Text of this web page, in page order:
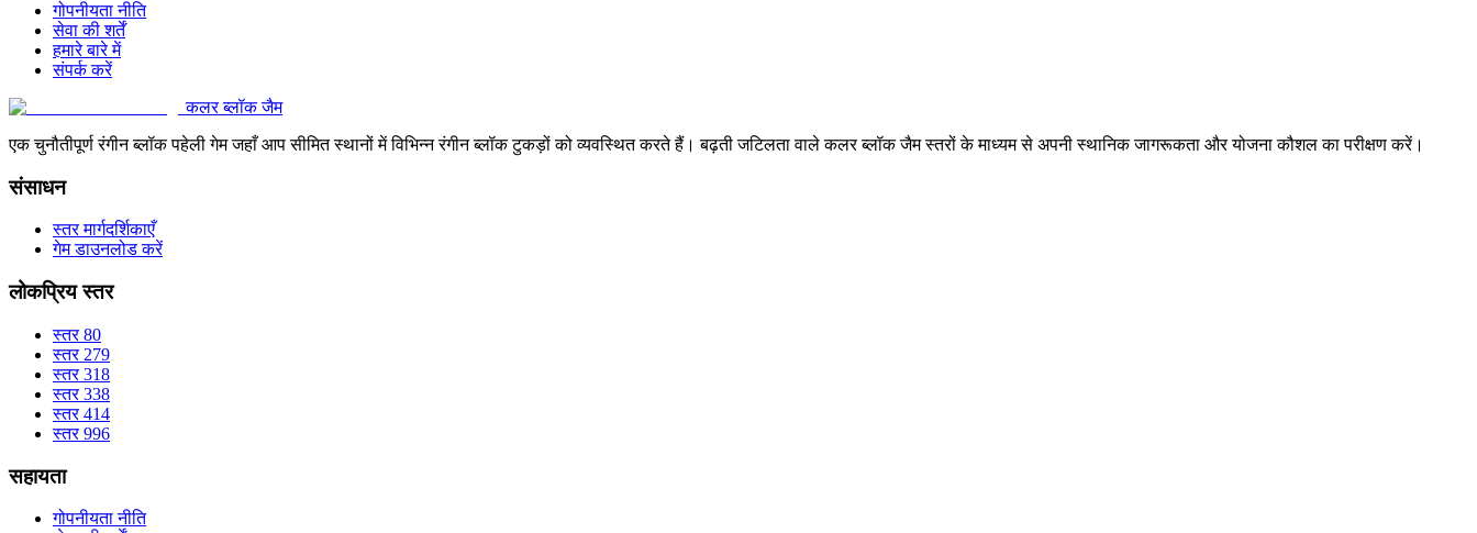
गोपनीयता नीति
सेवा की शर्तें
हमारे बारे में
संपर्क करें
कलर ब्लॉक जैम
एक चुनौतीपूर्ण रंगीन ब्लॉक पहेली गेम जहाँ आप सीमित स्थानों में विभिन्न रंगीन ब्लॉक टुकड़ों को व्यवस्थित करते हैं। बढ़ती जटिलता वाले कलर ब्लॉक जैम स्तरों के माध्यम से अपनी स्थानिक जागरूकता और योजना कौशल का परीक्षण करें।
संसाधन
स्तर मार्गदर्शिकाएँ
गेम डाउनलोड करें
लोकप्रिय स्तर
स्तर 80
स्तर 279
स्तर 318
स्तर 338
स्तर 414
स्तर 996
सहायता
गोपनीयता नीति